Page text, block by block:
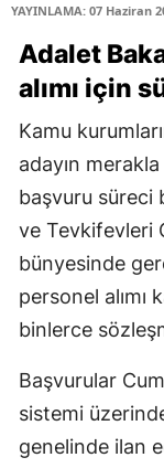
YAYINLAMA: 07 Haziran
Adalet
alımı için
Kamu
adayın
başvuru süreci
ve Tevkifevleri
bünyesinde
personel alımı
binlerce
Başvurular
sistemi
genelinde ilan